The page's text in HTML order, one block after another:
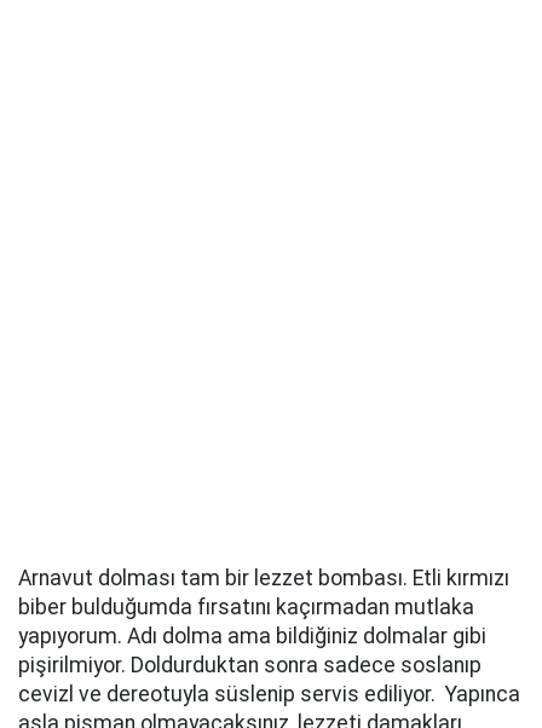
Arnavut dolması tam bir lezzet bombası. Etli kırmızı
biber bulduğumda fırsatını kaçırmadan mutlaka
yapıyorum. Adı dolma ama bildiğiniz dolmalar gibi
pişirilmiyor. Doldurduktan sonra sadece soslanıp
cevizl ve dereotuyla süslenip servis ediliyor. Yapınca